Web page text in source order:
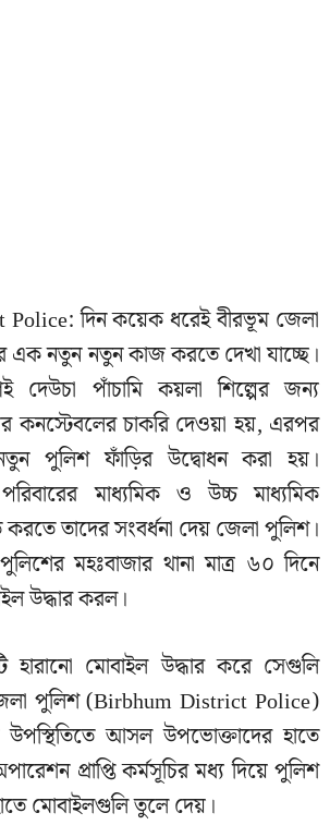
দিন কয়েক ধরেই বীরভূম জেলা
নতুন নতুন কাজ করতে দেখা যাচ্ছে।
পাঁচামি কয়লা শিল্পের জন্য
কনস্টেবলের চাকরি দেওয়া হয়, এরপর
পুলিশ ফাঁড়ির উদ্বোধন করা হয়।
মাধ্যমিক ও উচ্চ মাধ্যমিক
করতে তাদের সংবর্ধনা দেয় জেলা পুলিশ।
মহঃবাজার থানা মাত্র ৬০ দিনে
উদ্ধার করল।
মোবাইল উদ্ধার করে সেগুলি
পুলিশ (Birbhum District Police)
আসল উপভোক্তাদের হাতে
প্রাপ্তি কর্মসূচির মধ্য দিয়ে পুলিশ
মোবাইলগুলি তুলে দেয়।